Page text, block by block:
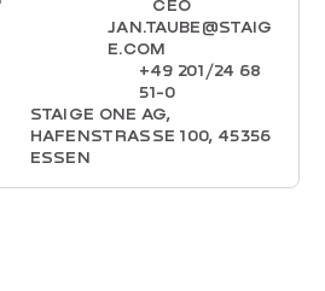
JAN.TAUBE@STAIG
E.COM
+49 201/24 68
51-0
STAIGE ONE AG,
HAFENSTRASSE 100, 45356 E
SSEN